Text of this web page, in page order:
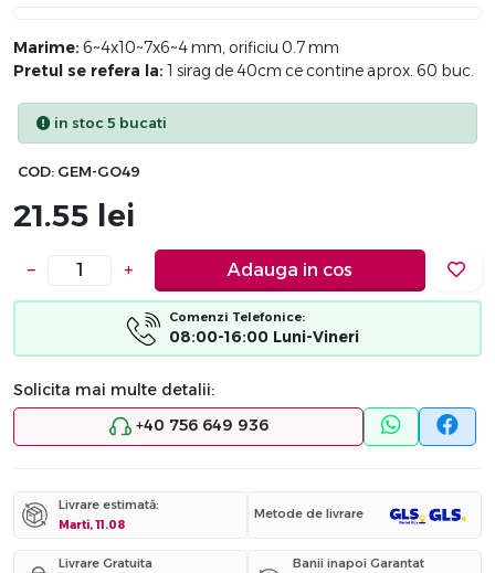
Marime: 6~4x10~7x6~4 mm, orificiu 0.7 mm
Pretul se refera la: 1 sirag de 40cm ce contine aprox. 60 buc.
in stoc 5 bucati
COD: GEM-GO49
21.55 lei
− + Adauga in cos
Comenzi Telefonice:
08:00-16:00 Luni-Vineri
Solicita mai multe detalii:
+40 756 649 936
Livrare estimată:
Marti, 11.08
Metode de livrare
Livrare Gratuita Banii inapoi Garantat